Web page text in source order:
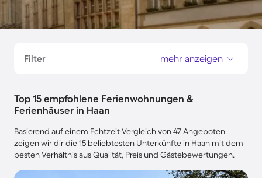
Filter mehr anzeigen
Top 15 empfohlene Ferienwohnungen &
Ferienhäuser in Haan
Basierend auf einem Echtzeit-Vergleich von 47 Angeboten
zeigen wir dir die 15 beliebtesten Unterkünfte in Haan mit dem
besten Verhältnis aus Qualität, Preis und Gästebewertungen.